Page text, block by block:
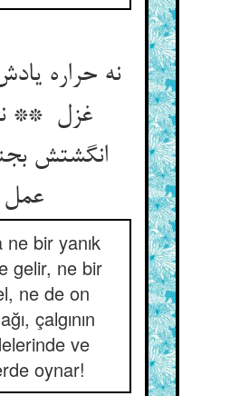
نه حراره
غزل **
انگشتش
ne bir yanık
gelir, ne bir
ne de on
çalgının
ve
oynar!